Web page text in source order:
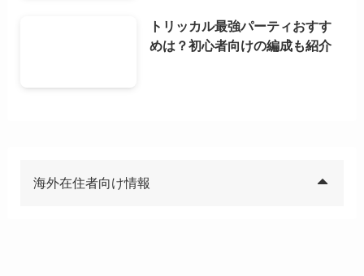
トリッカル最強パーティおすす
めは？初心者向けの編成も紹介
海外在住者向け情報